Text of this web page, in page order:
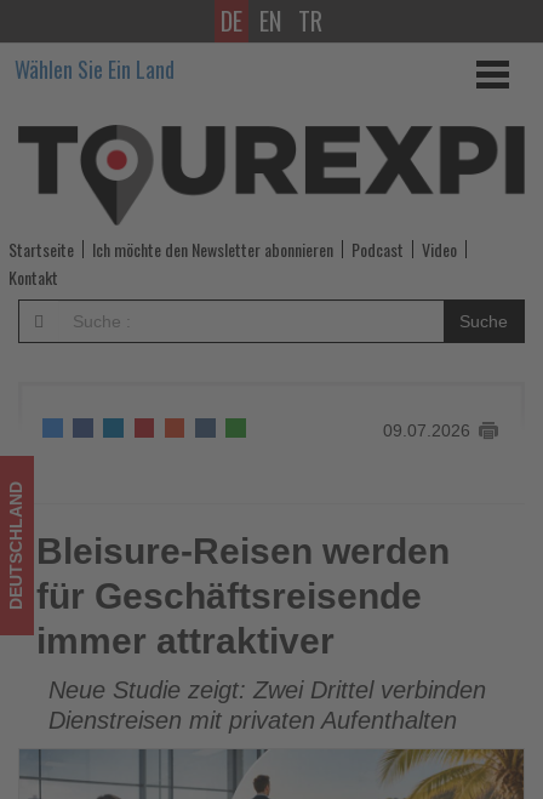
Bleisure-
Reisen
werden
für
Geschäftsreisende
immer
attraktiver
Wissen,
was
im
Tourismus
los
ist!
DE EN TR
Wählen Sie Ein Land
Startseite Ich möchte den Newsletter abonnieren Podcast
Video
Kontakt
Suche
09.07.2026
Bleisure-Reisen werden für Geschäftsreisende immer
attraktiver
DEUTSCHLAND Bleisure-Reisen werden
für Geschäftsreisende
immer attraktiver
Neue Studie zeigt: Zwei Drittel verbinden
Dienstreisen mit privaten Aufenthalten